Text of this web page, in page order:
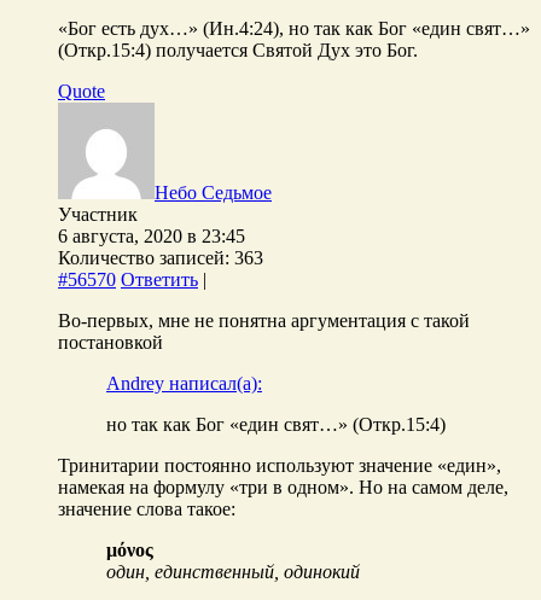
«Бог есть дух…» (Ин.4:24), но так как Бог «един свят…»
(Откр.15:4) получается Святой Дух это Бог.
Quote
Небо Седьмое
Участник
6 августа, 2020 в 23:45
Количество записей: 363
#56570 Ответить |
Во-первых, мне не понятна аргументация с такой
постановкой
Andrey написал(а):
но так как Бог «един свят…» (Откр.15:4)
Тринитарии постоянно используют значение «един»,
намекая на формулу «три в одном». Но на самом деле,
значение слова такое:
μόνος
один, единственный, одинокий